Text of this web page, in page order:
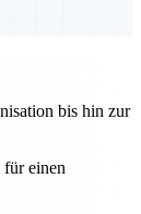
bis hin zur
einen